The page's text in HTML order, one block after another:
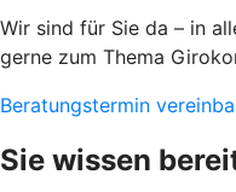
Wir sind für Sie da – in
gerne zum Thema
Beratungstermin
Sie wissen